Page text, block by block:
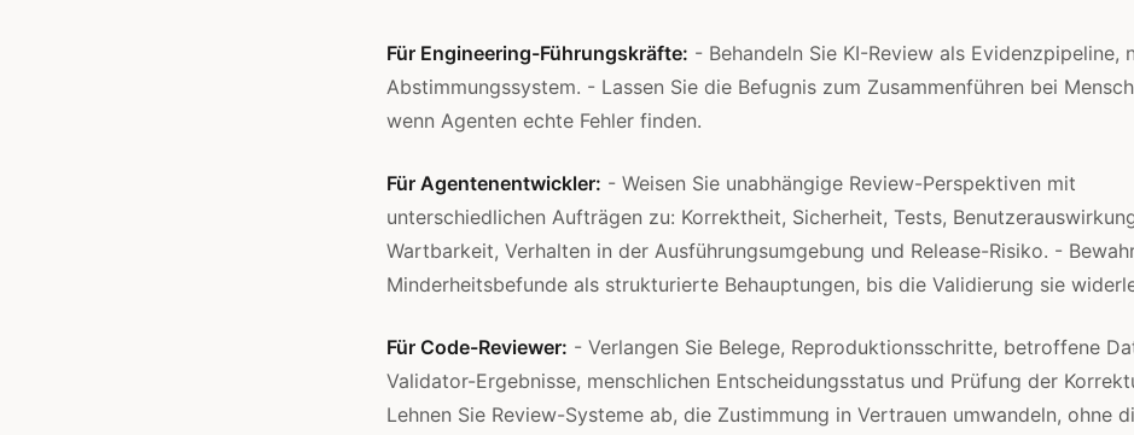
Für Engineering-Führungskräfte: - Behandeln Sie KI-Review als Evidenzpipeline,
Abstimmungssystem. - Lassen Sie die Befugnis zum Zusammenführen bei
wenn Agenten echte Fehler finden.
Für Agentenentwickler: - Weisen Sie unabhängige Review-Perspektiven mit
unterschiedlichen Aufträgen zu: Korrektheit, Sicherheit, Tests,
Wartbarkeit, Verhalten in der Ausführungsumgebung und Release-Risiko. -
Minderheitsbefunde als strukturierte Behauptungen, bis die Validierung sie
Für Code-Reviewer: - Verlangen Sie Belege, Reproduktionsschritte, betroffene
Validator-Ergebnisse, menschlichen Entscheidungsstatus und Prüfung der
Lehnen Sie Review-Systeme ab, die Zustimmung in Vertrauen umwandeln, ohne